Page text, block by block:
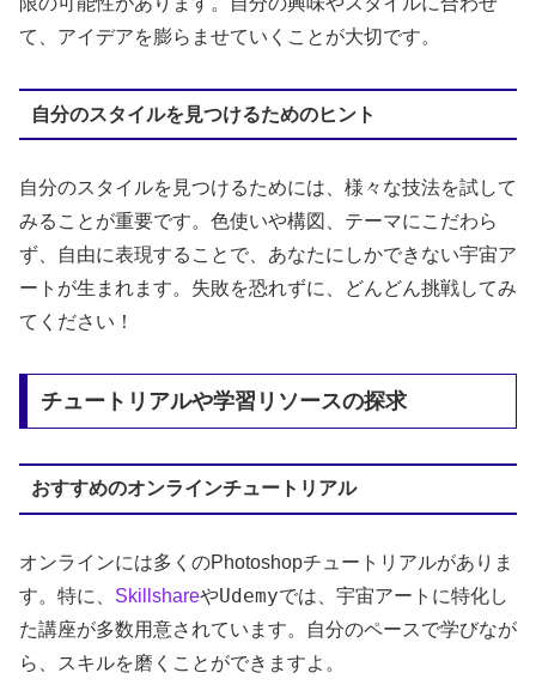
て、アイデアを膨らませていくことが大切です。
自分のスタイルを見つけるためのヒント
自分のスタイルを見つけるためには、様々な技法を試して
みることが重要です。色使いや構図、テーマにこだわら
ず、自由に表現することで、あなたにしかできない宇宙ア
ートが生まれます。失敗を恐れずに、どんどん挑戦してみ
てください！
チュートリアルや学習リソースの探求
おすすめのオンラインチュートリアル
オンラインには多くのPhotoshopチュートリアルがありま
す。特に、 SkillshareやUdemyでは、宇宙アートに特化し
た講座が多数用意されています。自分のペースで学びなが
ら、スキルを磨くことができますよ。